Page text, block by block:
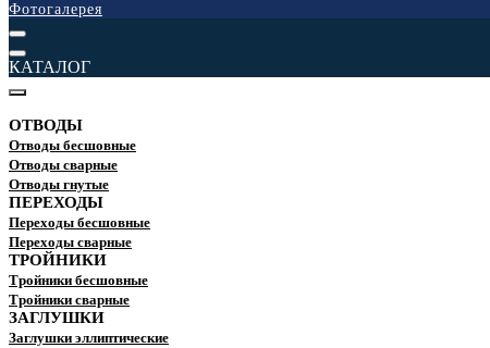
Фотогалерея
КАТАЛОГ
ОТВОДЫ
Отводы бесшовные
Отводы сварные
Отводы гнутые
ПЕРЕХОДЫ
Переходы бесшовные
Переходы сварные
ТРОЙНИКИ
Тройники бесшовные
Тройники сварные
ЗАГЛУШКИ
Заглушки эллиптические